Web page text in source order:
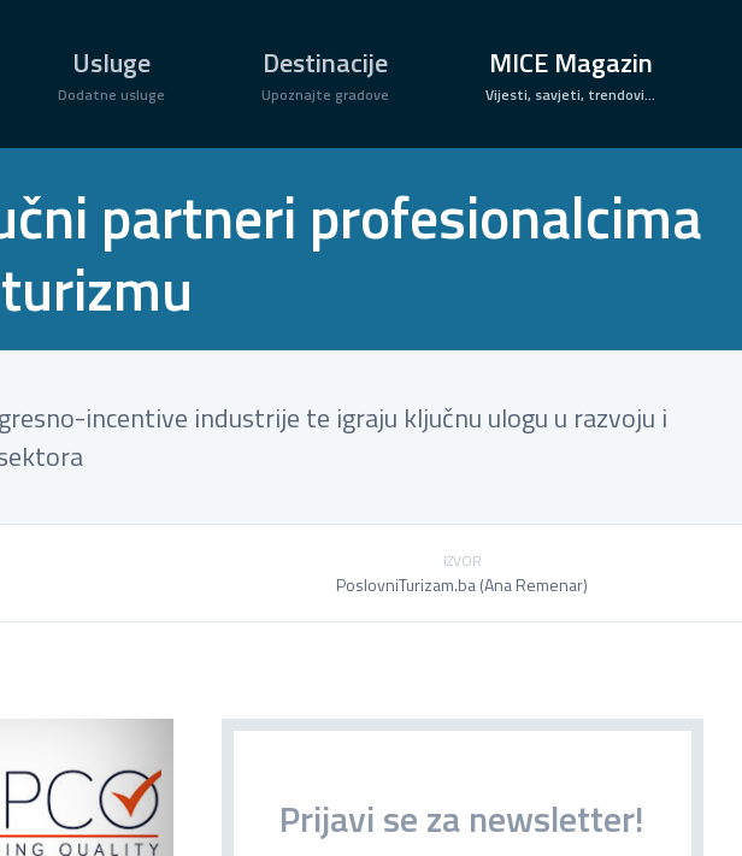
Usluge
Dodatne usluge
Destinacije
Upoznajte gradove
MICE Magazin
Vijesti, savjeti, trendovi...
partneri profesionalcima
incentive industrije te igraju ključnu ulogu u razvoju i
IZVOR
PoslovniTurizam.ba (Ana Remenar)
Prijavi se za newsletter!